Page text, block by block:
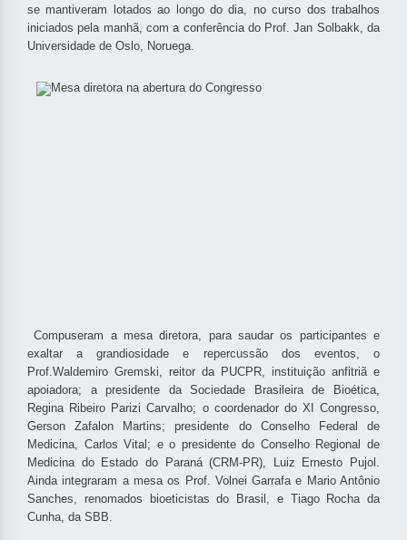
se mantiveram lotados ao longo do dia, no curso dos trabalhos
iniciados pela manhã, com a conferência do Prof. Jan Solbakk, da
Universidade de Oslo, Noruega.
Compuseram a mesa diretora, para saudar os participantes e
exaltar a grandiosidade e repercussão dos eventos, o
Prof.Waldemiro Gremski, reitor da PUCPR, instituição anfitriã e
apoiadora; a presidente da Sociedade Brasileira de Bioética,
Regina Ribeiro Parizi Carvalho; o coordenador do XI Congresso,
Gerson Zafalon Martins; presidente do Conselho Federal de
Medicina, Carlos Vital; e o presidente do Conselho Regional de
Medicina do Estado do Paraná (CRM-PR), Luiz Ernesto Pujol.
Ainda integraram a mesa os Prof. Volnei Garrafa e Mario Antônio
Sanches, renomados bioeticistas do Brasil, e Tiago Rocha da
Cunha, da SBB.